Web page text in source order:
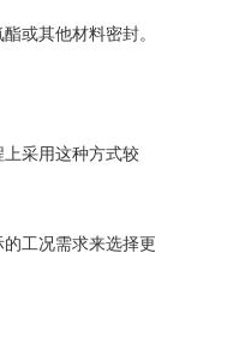
或其他材料密封。
采用这种方式较
工况需求来选择更